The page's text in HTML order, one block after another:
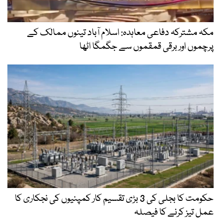
مکہ مشترکہ دفاعی معاہدہ: اسلام آباد تینوں ممالک کے
پرچموں اور برقی قمقموں سے جگمگا اٹھا
حکومت کا بجلی کی 3 بڑی تقسیم کار کمپنیوں کی نجکاری کا
عمل تیز کرنے کا فیصلہ